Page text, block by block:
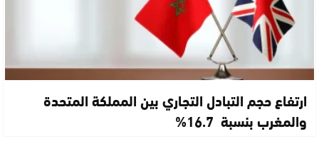
ارتفاع حجم التبادل التجاري بين المملكة المتحدة
والمغرب بنسبة 16.7%